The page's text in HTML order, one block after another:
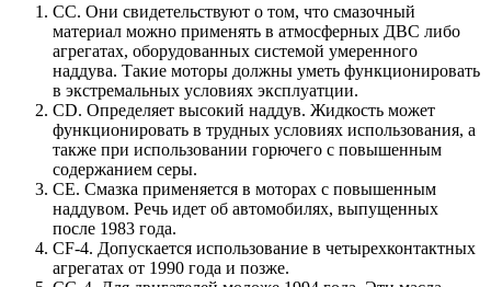
СС. Они свидетельствуют о том, что смазочный
материал можно применять в атмосферных ДВС либо
агрегатах, оборудованных системой умеренного
наддува. Такие моторы должны уметь функционировать
в экстремальных условиях эксплуатции.
CD. Определяет высокий наддув. Жидкость может
функционировать в трудных условиях использования, а
также при использовании горючего с повышенным
содержанием серы.
СЕ. Смазка применяется в моторах с повышенным
наддувом. Речь идет об автомобилях, выпущенных
после 1983 года.
CF-4. Допускается использование в четырехконтактных
агрегатах от 1990 года и позже.